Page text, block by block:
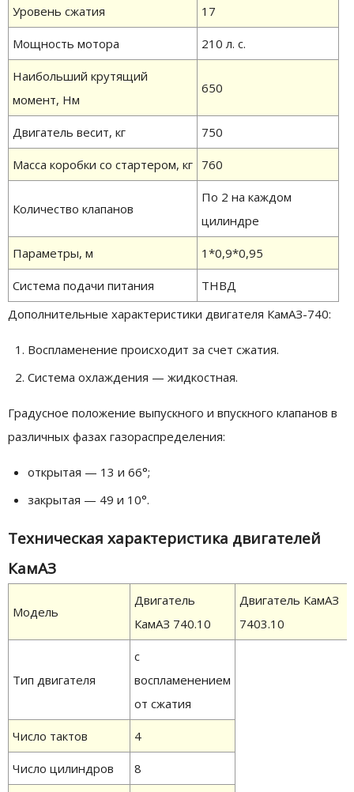
Уровень сжатия 17
Мощность мотора 210 л. с.
Наибольший крутящий
момент, Нм
650
Двигатель весит, кг 750
Масса коробки со стартером, кг 760
Количество клапанов
По 2 на каждом
цилиндре
Параметры, м 1*0,9*0,95
Система подачи питания
ТНВД
Дополнительные характеристики двигателя КамАЗ-740:
Воспламенение происходит за счет сжатия.
Система охлаждения — жидкостная.
Градусное положение выпускного и впускного клапанов в
различных фазах газораспределения:
открытая — 13 и 66°;
закрытая — 49 и 10°.
Техническая характеристика двигателей
КамАЗ
Модель
Двигатель
КамАЗ 740.10
Двигатель КамАЗ
7403.10
Тип двигателя
с
воспламенением
от сжатия
Число тактов 4
Число цилиндров 8